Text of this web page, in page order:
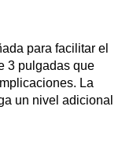
para facilitar el
3 pulgadas que
La
un nivel adicional